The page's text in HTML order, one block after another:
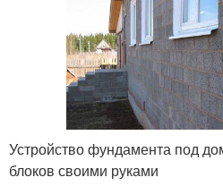
Устройство фундамента под
блоков своими руками